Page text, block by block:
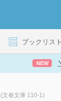
ブックリスト
NEW
文春文庫 110-1)